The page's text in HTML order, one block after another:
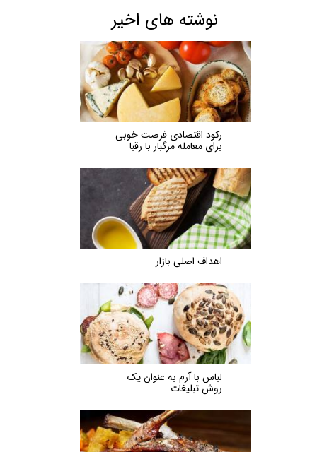
نوشته های اخیر
رکود اقتصادی فرصت خوبی
برای معامله مرگبار با رقبا
اهداف اصلی بازار
لباس با آرم به عنوان یک
روش تبلیغات